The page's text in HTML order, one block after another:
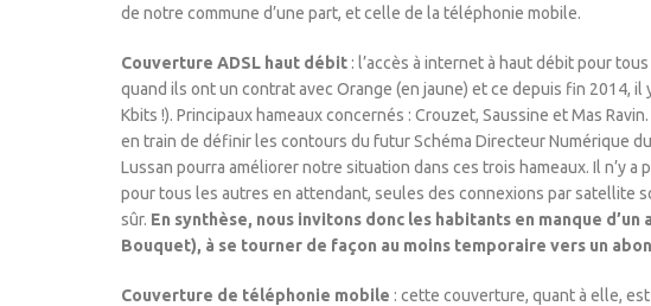
de notre commune d’une part, et celle de la téléphonie mobile.
Couverture ADSL haut débit : l’accès à internet à haut débit pour
quand ils ont un contrat avec Orange (en jaune) et ce depuis fin 2014,
Kbits !). Principaux hameaux concernés : Crouzet, Saussine et Mas
en train de définir les contours du futur Schéma Directeur Numérique
Lussan pourra améliorer notre situation dans ces trois hameaux. Il n’y
pour tous les autres en attendant, seules des connexions par satellite
sûr. En synthèse, nous invitons donc les habitants en manque
Bouquet), à se tourner de façon au moins temporaire vers un
Couverture de téléphonie mobile : cette couverture, quant à elle,